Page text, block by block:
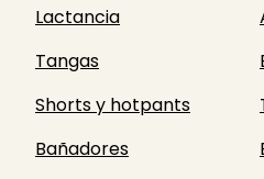
Lactancia
Tangas
Shorts y hotpants
Bañadores